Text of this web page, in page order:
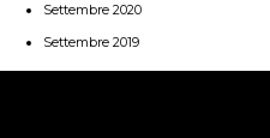
Settembre 2020
Settembre 2019